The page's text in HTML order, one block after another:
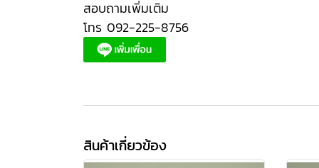
สอบถามเพิ่มเติม
โทร 092-225-8756
สินค้าเกี่ยวข้อง